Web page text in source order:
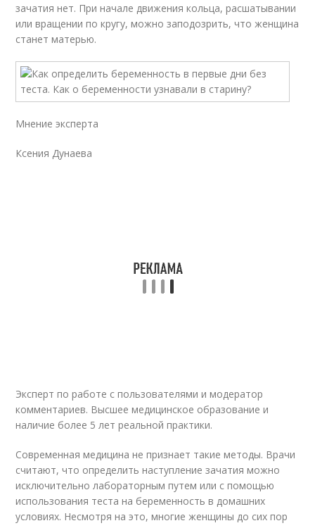
зачатия нет. При начале движения кольца, расшатывании
или вращении по кругу, можно заподозрить, что женщина
станет матерью.
Мнение эксперта
Ксения Дунаева
Эксперт по работе с пользователями и модератор
комментариев. Высшее медицинское образование и
наличие более 5 лет реальной практики.
Современная медицина не признает такие методы. Врачи
считают, что определить наступление зачатия можно
исключительно лабораторным путем или с помощью
использования теста на беременность в домашних
условиях. Несмотря на это, многие женщины до сих пор